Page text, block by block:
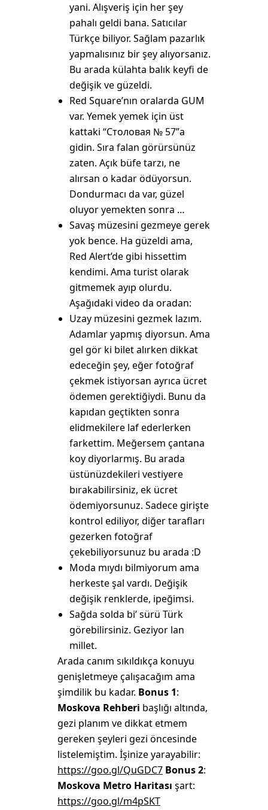
yani. Alışveriş için her şey
pahalı geldi bana. Satıcılar
Türkçe biliyor. Sağlam pazarlık
yapmalısınız bir şey alıyorsanız.
Bu arada külahta balık keyfi de
değişik ve güzeldi.
Red Square’nın oralarda GUM
var. Yemek yemek için üst
kattaki “Столовая № 57”a
gidin. Sıra falan görürsünüz
zaten. Açık büfe tarzı, ne
alırsan o kadar ödüyorsun.
Dondurmacı da var, güzel
oluyor yemekten sonra …
Savaş müzesini gezmeye gerek
yok bence. Ha güzeldi ama,
Red Alert’de gibi hissettim
kendimi. Ama turist olarak
gitmemek ayıp olurdu.
Aşağıdaki video da oradan:
Uzay müzesini gezmek lazım.
Adamlar yapmış diyorsun. Ama
gel gör ki bilet alırken dikkat
edeceğin şey, eğer fotoğraf
çekmek istiyorsan ayrıca ücret
ödemen gerektiğiydi. Bunu da
kapıdan geçtikten sonra
elidmekilere laf ederlerken
farkettim. Meğersem çantana
koy diyorlarmış. Bu arada
üstünüzdekileri vestiyere
bırakabilirsiniz, ek ücret
ödemiyorsunuz. Sadece girişte
kontrol ediliyor, diğer tarafları
gezerken fotoğraf
çekebiliyorsunuz bu arada :D
Moda mıydı bilmiyorum ama
herkeste şal vardı. Değişik
değişik renklerde, ipeğimsi.
Sağda solda bi’ sürü Türk
görebilirsiniz. Geziyor lan
millet.
Arada canım sıkıldıkça konuyu
genişletmeye çalışacağım ama
şimdilik bu kadar. Bonus 1:
Moskova Rehberi başlığı altında,
gezi planım ve dikkat etmem
gereken şeyleri gezi öncesinde
listelemiştim. İşinize yarayabilir:
https://goo.gl/QuGDC7 Bonus 2:
Moskova Metro Haritası şart:
https://goo.gl/m4pSKT